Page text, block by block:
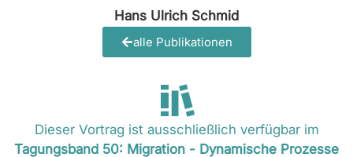
Hans Ulrich Schmid
alle Publikationen
Dieser Vortrag ist ausschließlich verfügbar im
Tagungsband 50: Migration - Dynamische Prozesse